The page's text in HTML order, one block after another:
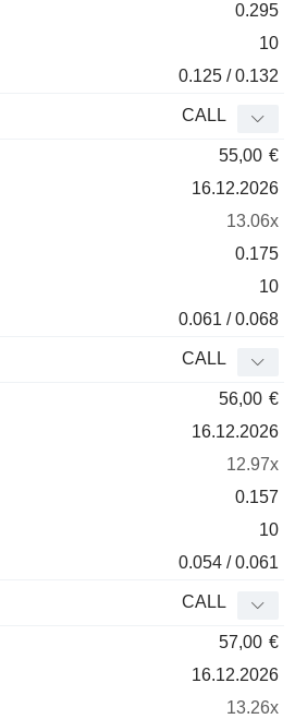
0.295
10
0.125 / 0.132
CALL
55,00 €
16.12.2026
13.06x
0.175
10
0.061 / 0.068
CALL
56,00 €
16.12.2026
12.97x
0.157
10
0.054 / 0.061
CALL
57,00 €
16.12.2026
13.26x